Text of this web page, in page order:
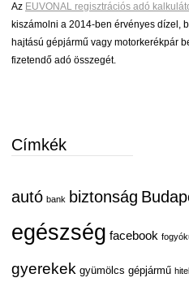
Az EUVONAL regisztrációs adó
kiszámolni a 2014-ben érvényes dízel,
hajtású gépjármű vagy motorkerékpár
fizetendő adó összegét.
Címkék
autó bank biztonság
egészség facebook
gyerekek gyümölcs gépjármű hitel